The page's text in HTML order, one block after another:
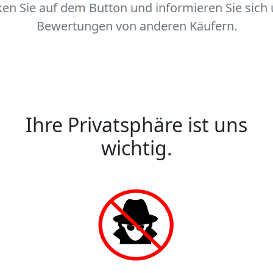
Sie auf dem Button und informieren Sie sich
Bewertungen von anderen Käufern.
Ihre Privatsphäre ist uns
wichtig.